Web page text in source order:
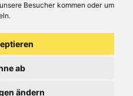
Besucher kommen oder um
ab
ändern